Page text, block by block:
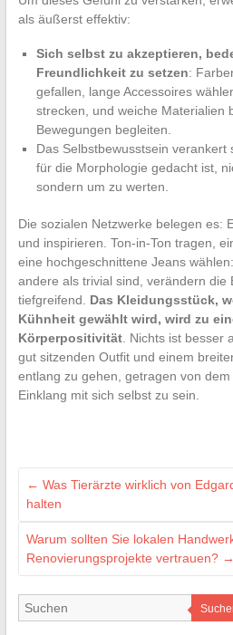
als äußerst effektiv:
Sich selbst zu akzeptieren,
Freundlichkeit zu setzen:
gefallen, lange Accessoires
strecken, und weiche Materialien
Bewegungen begleiten.
Das Selbstbewusstsein verankert
für die Morphologie gedacht ist,
sondern um zu werten.
Die sozialen Netzwerke belegen es:
und inspirieren. Ton-in-Ton tragen,
eine hochgeschnittene Jeans
andere als trivial sind, verändern die
tiefgreifend. Das Kleidungsstück,
Kühnheit gewählt wird, wird zu
Körperpositivität. Nichts ist besser
gut sitzenden Outfit und einem
entlang zu gehen, getragen von
Einklang mit sich selbst zu sein.
← Was Tierärzte wirklich von
halten
Warum sollten Sie lokalen
Renovierungsprojekte vertrauen? →